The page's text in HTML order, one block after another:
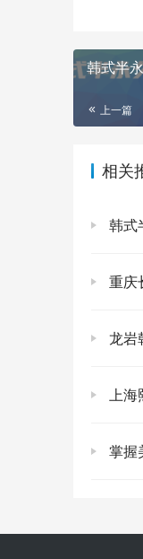
韩式半
上一篇
相关
韩式
重庆
龙岩
上
掌握